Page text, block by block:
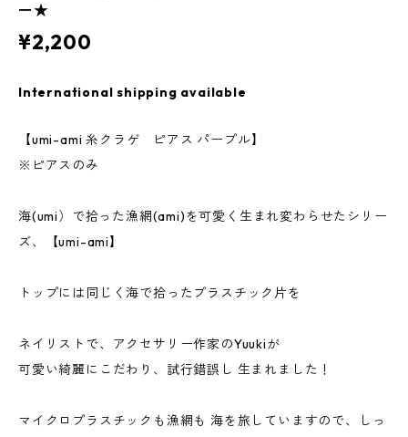
ー★
¥2,200
International shipping available
【umi-ami 糸クラゲ ピアス パープル】
※ピアスのみ
海(umi）で拾った漁網(ami)を可愛く生まれ変わらせたシリー
ズ、【umi-ami】
トップには同じく海で拾ったプラスチック片を
ネイリストで、アクセサリー作家のYuukiが
可愛い綺麗にこだわり、試行錯誤し 生まれました！
マイクロプラスチックも漁網も 海を旅していますので、しっ